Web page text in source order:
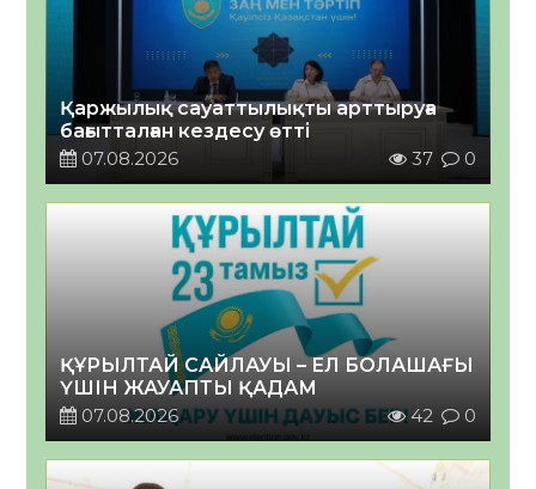
Қаржылық сауаттылықты арттыруға
бағытталған кездесу өтті
07.08.2026
37 0
ҚҰРЫЛТАЙ САЙЛАУЫ – ЕЛ БОЛАШАҒЫ
ҮШІН ЖАУАПТЫ ҚАДАМ
07.08.2026
42 0